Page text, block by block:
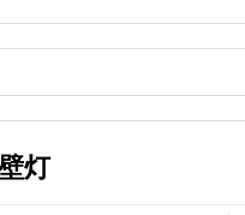
灯